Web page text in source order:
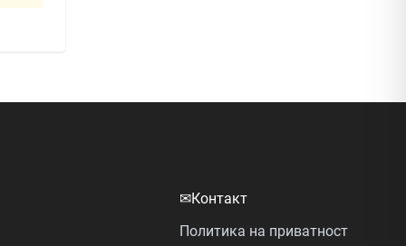
✉Контакт
Политика на приватност